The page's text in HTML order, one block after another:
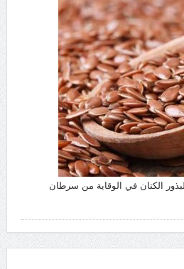
الكتان في الوقاية من سرطان